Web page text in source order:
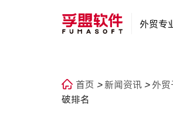
外贸专
首页 > 新闻资讯 > 外
破排名